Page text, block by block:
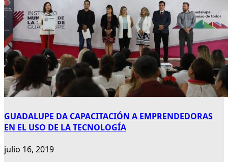
GUADALUPE DA CAPACITACIÓN A EMPRENDEDORAS
EN EL USO DE LA TECNOLOGÍA
julio 16, 2019